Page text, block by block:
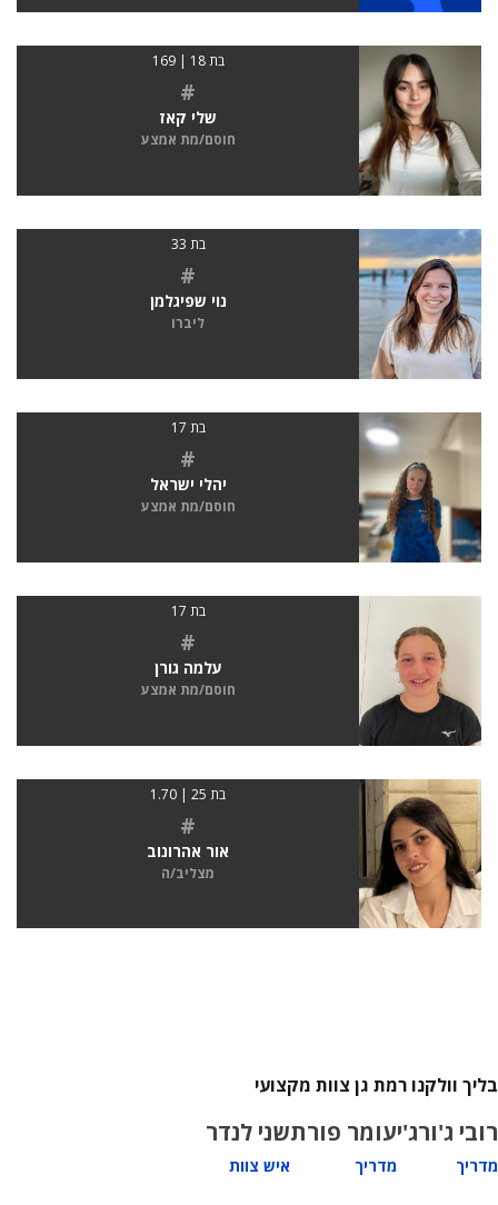
בת 18 | 169
#
שלי קאז
חוסם/מת אמצע
בת 33
#
נוי שפיגלמן
ליברו
בת 17
#
יהלי ישראל
חוסם/מת אמצע
בת 17
#
עלמה גורן
חוסם/מת אמצע
בת 25 | 1.70
#
אור אהרונוב
מצליב/ה
בליך וולקנו רמת גן צוות מקצועי
רובי ג'ורג'י
מדריך
עומר פורת
מדריך
שני לנדר
איש צוות